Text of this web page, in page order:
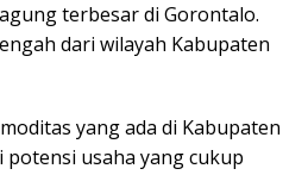
terbesar di Gorontalo.
dari wilayah Kabupaten
yang ada di Kabupaten
potensi usaha yang cukup